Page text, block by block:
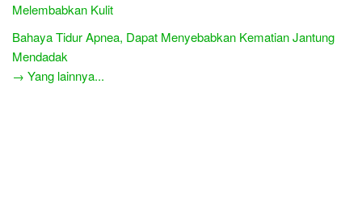
Melembabkan Kulit
Bahaya Tidur Apnea, Dapat Menyebabkan Kematian Jantung
Mendadak
→ Yang lainnya...